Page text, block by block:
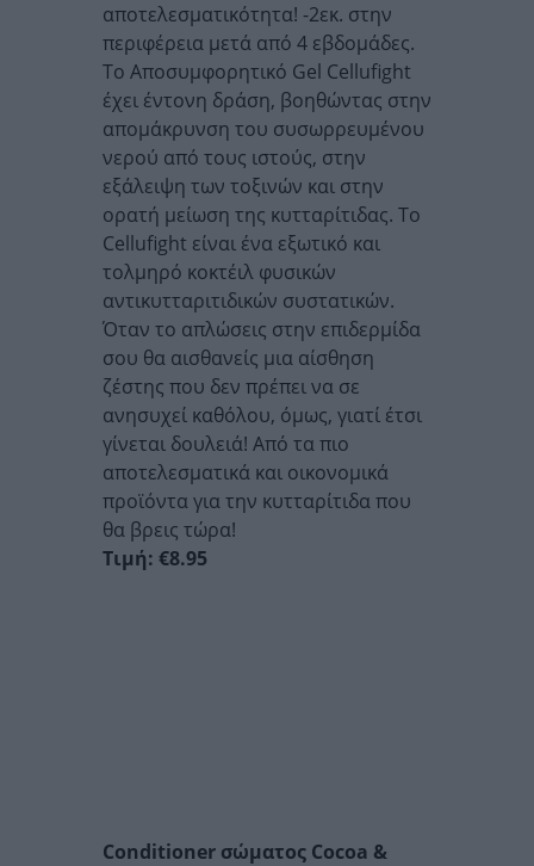
αποτελεσματικότητα! -2εκ. στην
περιφέρεια μετά από 4 εβδομάδες.
Το Αποσυμφορητικό Gel Cellufight
έχει έντονη δράση, βοηθώντας στην
απομάκρυνση του συσωρρευμένου
νερού από τους ιστούς, στην
εξάλειψη των τοξινών και στην
ορατή μείωση της κυτταρίτιδας. Το
Cellufight είναι ένα εξωτικό και
τολμηρό κοκτέιλ φυσικών
αντικυτταριτιδικών συστατικών.
Όταν το απλώσεις στην επιδερμίδα
σου θα αισθανείς μια αίσθηση
ζέστης που δεν πρέπει να σε
ανησυχεί καθόλου, όμως, γιατί έτσι
γίνεται δουλειά! Από τα πιο
αποτελεσματικά και οικονομικά
προϊόντα για την κυτταρίτιδα που
θα βρεις τώρα!
Τιμή: €8.95
Conditioner σώματος Cocoa &